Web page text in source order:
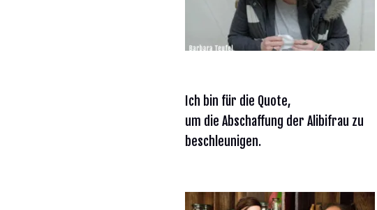
Ich bin für die Quote,
um die Abschaffung der Alibifrau zu
beschleunigen.